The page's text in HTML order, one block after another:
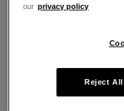
Domingo
our privacy policy
Reject All